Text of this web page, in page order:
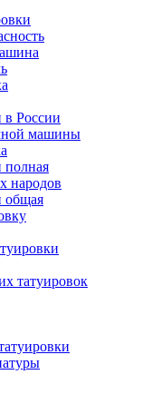
в России
машины
полная
народов
общая
тaтуировок